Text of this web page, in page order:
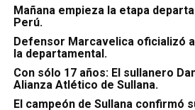
Mañana empieza la etapa
Perú.
Defensor Marcavelica oficializó
la departamental.
Con sólo 17 años: El sullanero
Alianza Atlético de Sullana.
El campeón de Sullana confirmó